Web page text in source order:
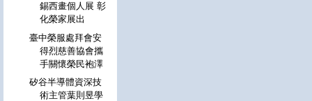
錫西畫個人展 彰
化榮家展出
臺中榮服處拜會安
得烈慈善協會攜
手關懷榮民袍澤
矽谷半導體資深技
術主管葉則昱學